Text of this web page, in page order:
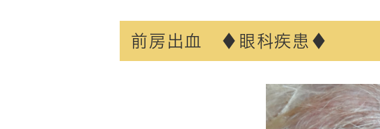
前房出血 ♦眼科疾患♦